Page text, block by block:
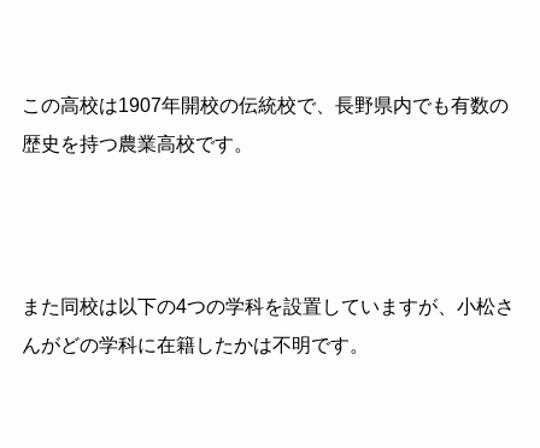
この高校は1907年開校の伝統校で、長野県内でも有数の
歴史を持つ農業高校です。
また同校は以下の4つの学科を設置していますが、小松さ
んがどの学科に在籍したかは不明です。